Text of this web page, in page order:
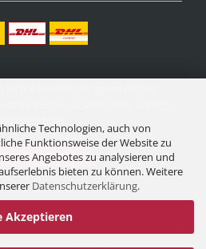
Technologien, auch von
Funktionsweise der Website zu
Angebotes zu analysieren und
bieten zu können. Weitere
Datenschutzerklärung.
Akzeptieren
widerrufen